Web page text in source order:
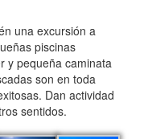
una excursión a
piscinas
y pequeña caminata
son en toda
Dan actividad
sentidos.